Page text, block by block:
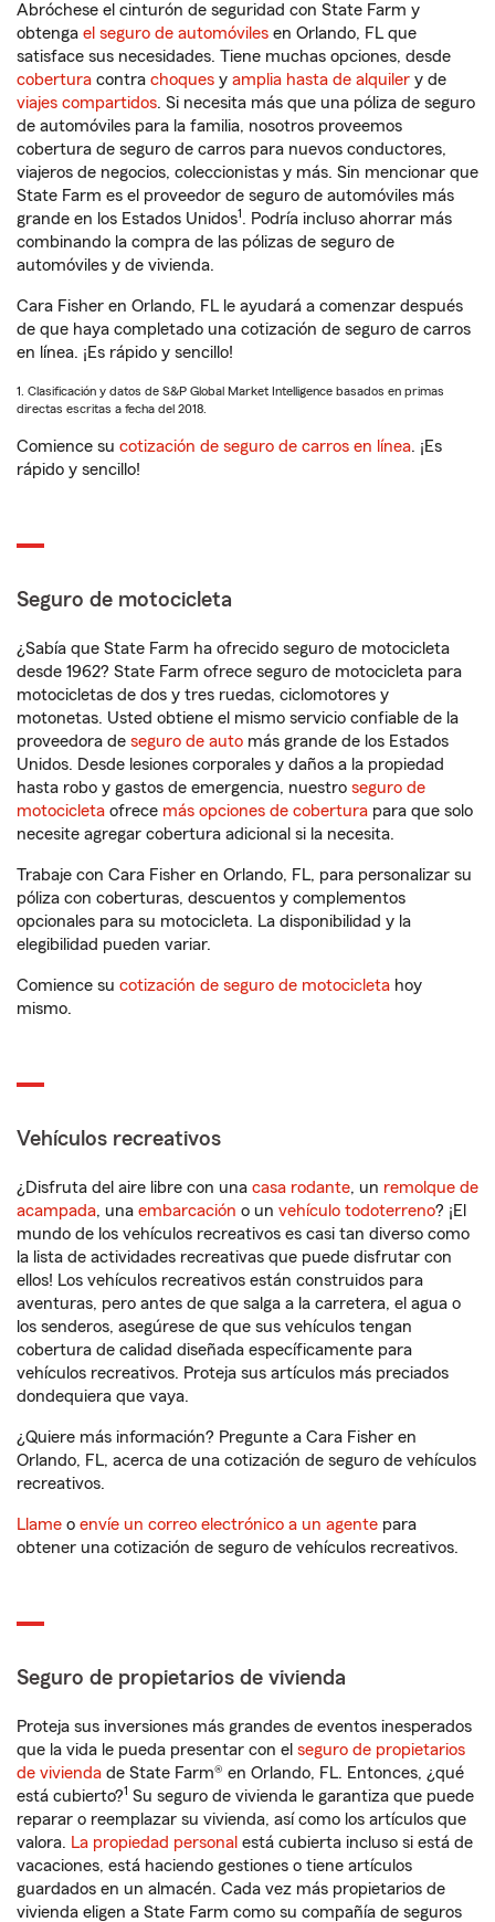
Abróchese el cinturón de seguridad con State Farm y
obtenga el seguro de automóviles en Orlando, FL que
satisface sus necesidades. Tiene muchas opciones, desde
cobertura contra choques y amplia hasta de alquiler y de
viajes compartidos. Si necesita más que una póliza de seguro
de automóviles para la familia, nosotros proveemos
cobertura de seguro de carros para nuevos conductores,
viajeros de negocios, coleccionistas y más. Sin mencionar que
State Farm es el proveedor de seguro de automóviles más
grande en los Estados Unidos1. Podría incluso ahorrar más
combinando la compra de las pólizas de seguro de
automóviles y de vivienda.
Cara Fisher en Orlando, FL le ayudará a comenzar después
de que haya completado una cotización de seguro de carros
en línea. ¡Es rápido y sencillo!
1. Clasificación y datos de S&P Global Market Intelligence basados en primas
directas escritas a fecha del 2018.
Comience su cotización de seguro de carros en línea. ¡Es
rápido y sencillo!
Seguro de motocicleta
¿Sabía que State Farm ha ofrecido seguro de motocicleta
desde 1962? State Farm ofrece seguro de motocicleta para
motocicletas de dos y tres ruedas, ciclomotores y
motonetas. Usted obtiene el mismo servicio confiable de la
proveedora de seguro de auto más grande de los Estados
Unidos. Desde lesiones corporales y daños a la propiedad
hasta robo y gastos de emergencia, nuestro seguro de
motocicleta ofrece más opciones de cobertura para que solo
necesite agregar cobertura adicional si la necesita.
Trabaje con Cara Fisher en Orlando, FL, para personalizar su
póliza con coberturas, descuentos y complementos
opcionales para su motocicleta. La disponibilidad y la
elegibilidad pueden variar.
Comience su cotización de seguro de motocicleta hoy
mismo.
Vehículos recreativos
¿Disfruta del aire libre con una casa rodante, un remolque de
acampada, una embarcación o un vehículo todoterreno? ¡El
mundo de los vehículos recreativos es casi tan diverso como
la lista de actividades recreativas que puede disfrutar con
ellos! Los vehículos recreativos están construidos para
aventuras, pero antes de que salga a la carretera, el agua o
los senderos, asegúrese de que sus vehículos tengan
cobertura de calidad diseñada específicamente para
vehículos recreativos. Proteja sus artículos más preciados
dondequiera que vaya.
¿Quiere más información? Pregunte a Cara Fisher en
Orlando, FL, acerca de una cotización de seguro de vehículos
recreativos.
Llame o envíe un correo electrónico a un agente para
obtener una cotización de seguro de vehículos recreativos.
Seguro de propietarios de vivienda
Proteja sus inversiones más grandes de eventos inesperados
que la vida le pueda presentar con el seguro de propietarios
de vivienda de State Farm® en Orlando, FL. Entonces, ¿qué
está cubierto?1 Su seguro de vivienda le garantiza que puede
reparar o reemplazar su vivienda, así como los artículos que
valora. La propiedad personal está cubierta incluso si está de
vacaciones, está haciendo gestiones o tiene artículos
guardados en un almacén. Cada vez más propietarios de
vivienda eligen a State Farm como su compañía de seguros